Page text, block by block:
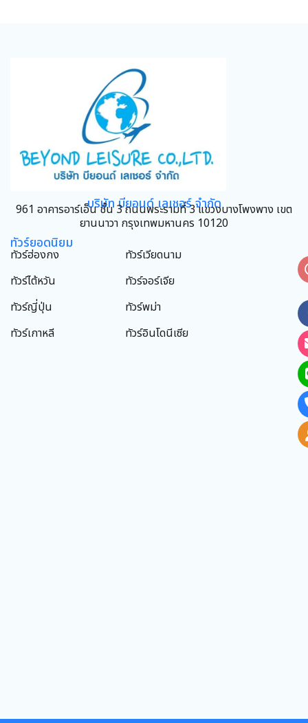
บริษัท บียอนด์ เลเชอร์ จำกัด
961 อาคารอาร์เอ็น ชั้น 3 ถนนพระรามที่ 3 แขวงบางโพงพาง เขต
ยานนาวา กรุงเทพมหานคร 10120
ทัวร์ยอดนิยม
ทัวร์ฮ่องกง
ทัวร์ไต้หวัน
ทัวร์ญี่ปุ่น
ทัวร์เกาหลี
ทัวร์เวียดนาม
ทัวร์จอร์เจีย
ทัวร์พม่า
ทัวร์อินโดนีเซีย